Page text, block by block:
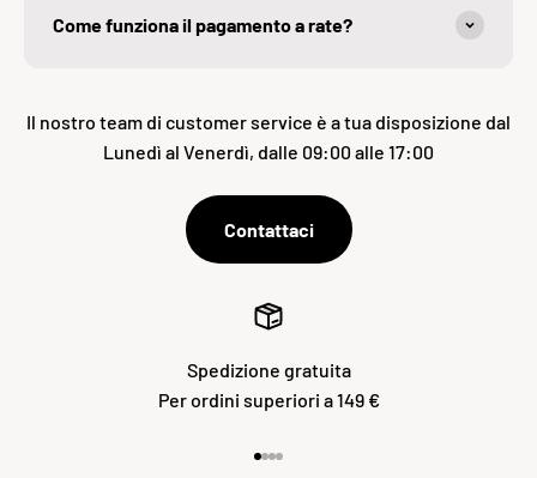
Come funziona il pagamento a rate?
Il nostro team di customer service è a tua disposizione dal
Lunedì al Venerdì, dalle 09:00 alle 17:00
Contattaci
Spedizione gratuita
Per ordini superiori a 149 €